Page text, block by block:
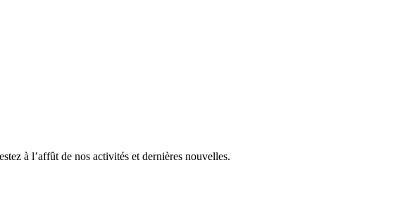
à l’affût de nos activités et dernières nouvelles.